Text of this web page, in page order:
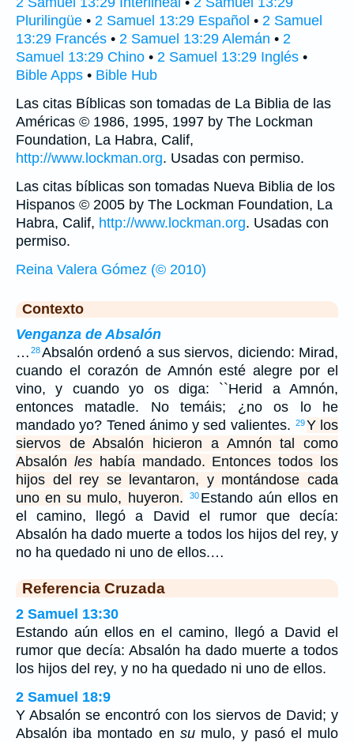
Plurilingüe • 2 Samuel 13:29 Español • 2 Samuel
13:29 Francés • 2 Samuel 13:29 Alemán • 2
Samuel 13:29 Chino • 2 Samuel 13:29 Inglés •
Bible Apps • Bible Hub
Las citas Bíblicas son tomadas de La Biblia de las
Américas © 1986, 1995, 1997 by The Lockman
Foundation, La Habra, Calif,
http://www.lockman.org. Usadas con permiso.
Las citas bíblicas son tomadas Nueva Biblia de los
Hispanos © 2005 by The Lockman Foundation, La
Habra, Calif, http://www.lockman.org. Usadas con
permiso.
Reina Valera Gómez (© 2010)
Contexto
Venganza de Absalón
… 28Absalón ordenó a sus siervos, diciendo: Mirad,
cuando el corazón de Amnón esté alegre por el
vino, y cuando yo os diga: ``Herid a Amnón,
entonces matadle. No temáis; ¿no os lo he
mandado yo? Tened ánimo y sed valientes. 29Y los
siervos de Absalón hicieron a Amnón tal como
Absalón leshabía mandado. Entonces todos los
hijos del rey se levantaron, y montándose cada
uno en su mulo, huyeron.
30 Estando aún ellos en
el camino, llegó a David el rumor que decía:
Absalón ha dado muerte a todos los hijos del rey, y
no ha quedado ni uno de ellos.…
Referencia Cruzada
2 Samuel 13:30
Estando aún ellos en el camino, llegó a David el
rumor que decía: Absalón ha dado muerte a todos
los hijos del rey, y no ha quedado ni uno de ellos.
2 Samuel 18:9
Y Absalón se encontró con los siervos de David; y
Absalón iba montado en sumulo, y pasó el mulo